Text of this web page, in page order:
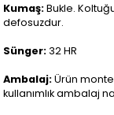
Kumaş:Bukle.
defosuzdur.
Sünger: 32 HR
Ambalaj:Ürün
kullanımlık ambalaj